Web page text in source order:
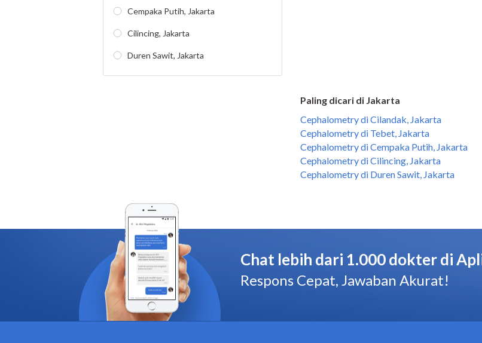
Paling dicari di Jakarta
Cephalometry di Cilandak, Jakarta
Cephalometry di Tebet, Jakarta
Cephalometry di Cempaka Putih, Jakarta
Cephalometry di Cilincing, Jakarta
Cephalometry di Duren Sawit, Jakarta